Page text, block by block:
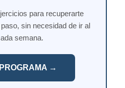
para recuperarte
sin necesidad de ir al
semana.
→